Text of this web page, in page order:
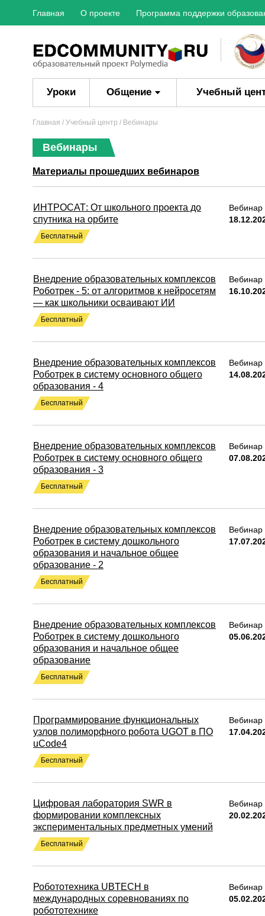
Главная О проекте Программа поддержки
Уроки Общение Учебный
Главная / Учебный центр / Вебинары
Вебинары
Материалы прошедших вебинаров
ИНТРОСАТ: От школьного проекта до
спутника на орбите
Бесплатный
Вебинар
Внедрение образовательных комплексов
Роботрек - 5: от алгоритмов к нейросетям
— как школьники осваивают ИИ
Бесплатный
Вебинар
Внедрение образовательных комплексов
Роботрек в систему основного общего
образования - 4
Бесплатный
Вебинар
Внедрение образовательных комплексов
Роботрек в систему основного общего
образования - 3
Бесплатный
Вебинар
Внедрение образовательных комплексов
Роботрек в систему дошкольного
образования и начальное общее
образование - 2
Бесплатный
Вебинар
Внедрение образовательных комплексов
Роботрек в систему дошкольного
образования и начальное общее
образование
Бесплатный
Вебинар
Программирование функциональных
узлов полиморфного робота UGOT в ПО
uCode4
Бесплатный
Вебинар
Цифровая лаборатория SWR в
формировании комплексных
экспериментальных предметных умений
Бесплатный
Вебинар
Робототехника UBTECH в
международных соревнованиях по
робототехнике
Вебинар